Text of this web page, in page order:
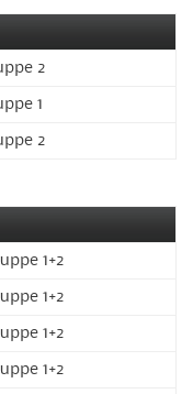
2
1
2
1+2
1+2
1+2
1+2